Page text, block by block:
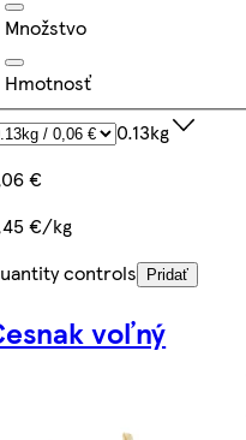
Množstvo
Hmotnosť
0.13kg
€
€/kg
controls
Pridať
voľný